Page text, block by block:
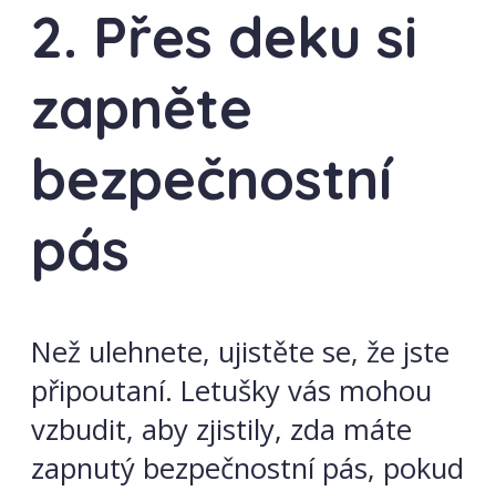
2. Přes deku si
zapněte
bezpečnostní
pás
Než ulehnete, ujistěte se, že jste
připoutaní. Letušky vás mohou
vzbudit, aby zjistily, zda máte
zapnutý bezpečnostní pás, pokud